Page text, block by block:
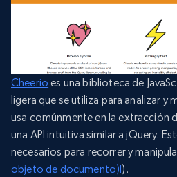
Cheerio es una biblioteca de
ligera que se utiliza para analizar y
usa comúnmente en la extracción
una API intuitiva similar a jQuery.
necesarios para recorrer y
objeto de documento)l ).